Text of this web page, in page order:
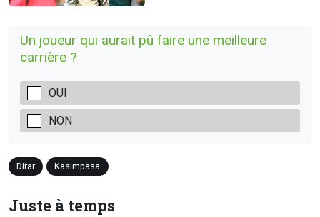
Un joueur qui aurait pû faire une meilleure
carrière ?
OUI
NON
Dirar Kasimpasa
Juste à temps